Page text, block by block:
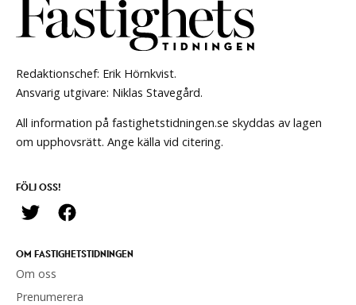
Redaktionschef: Erik Hörnkvist.
Ansvarig utgivare: Niklas Stavegård.
All information på fastighetstidningen.se skyddas av lagen
om upphovsrätt. Ange källa vid citering.
FÖLJ OSS!
OM FASTIGHETSTIDNINGEN
Om oss
Prenumerera